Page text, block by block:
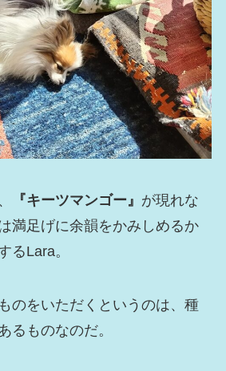
『キーツマンゴー』 が現れな
満足げに余韻をかみしめるか
るLara。
のをいただくというのは、種
るものなのだ。